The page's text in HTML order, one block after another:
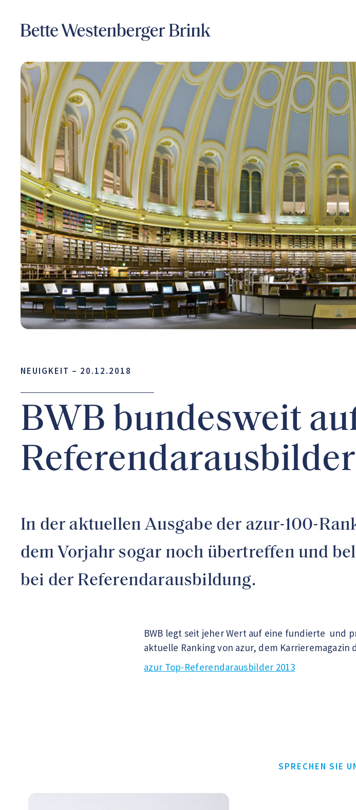
NEUIGKEIT – 20.12.2018
BWB bundesweit
In der aktuellen Ausgabe der azur-100-
dem Vorjahr sogar noch übertreffen und
bei der Referendarausbildung.
BWB legt seit jeher Wert auf eine fundierte und
aktuelle Ranking von azur, dem Karrieremagazin
azur Top-Referendarausbilder 2013
SPRECHEN SIE